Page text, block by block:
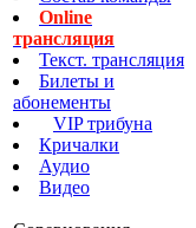
Online
трансляция
Текст. трансляция
Билеты и
абонементы
VIP трибуна
Кричалки
Аудио
Видео